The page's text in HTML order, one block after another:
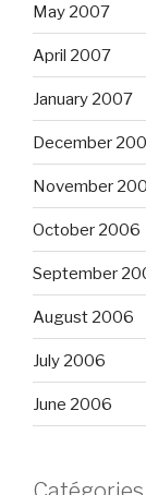
May 2007
April 2007
January 2007
December
November
October 2006
September
August 2006
July 2006
June 2006